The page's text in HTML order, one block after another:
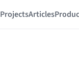
ProjectsArticles